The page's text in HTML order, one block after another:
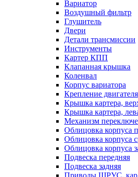
Вариатор
Воздушный фильтр
Глушитель
Двери
Детали трансмиссии
Инструменты
Картер КПП
Клапанная крышка
Коленвал
Корпус вариатора
Крепление двигателя
Крышка картера,
Крышка картера,
Механизм
Облицовка корпуса
Облицовка корпуса
Облицовка корпуса
Подвеска передняя
Подвеска задняя
Приводы ШРУС,